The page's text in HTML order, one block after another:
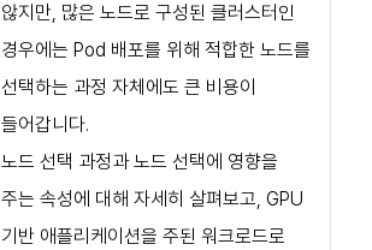
않지만, 많은 노드로 구성된 클러스터인
경우에는 Pod 배포를 위해 적합한 노드를
선택하는 과정 자체에도 큰 비용이
들어갑니다.
노드 선택 과정과 노드 선택에 영향을
주는 속성에 대해 자세히 살펴보고, GPU
기반 애플리케이션을 주된 워크로드로